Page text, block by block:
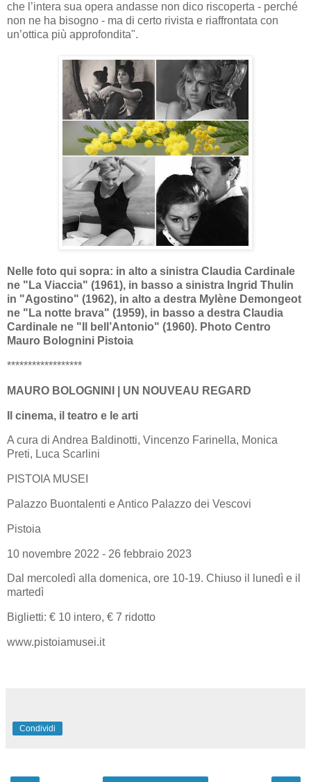
che l’intera sua opera andasse non dico riscoperta - perché
non ne ha bisogno - ma di certo rivista e riaffrontata con
un’ottica più approfondita".
Nelle foto qui sopra: in alto a sinistra Claudia Cardinale
ne "La Viaccia" (1961), in basso a sinistra Ingrid Thulin
in "Agostino" (1962), in alto a destra Mylène Demongeot
ne "La notte brava" (1959), in basso a destra Claudia
Cardinale ne "Il bell’Antonio" (1960). Photo Centro
Mauro Bolognini Pistoia
******************
MAURO BOLOGNINI | UN NOUVEAU REGARD
Il cinema, il teatro e le arti
A cura di Andrea Baldinotti, Vincenzo Farinella, Monica
Preti, Luca Scarlini
PISTOIA MUSEI
Palazzo Buontalenti e Antico Palazzo dei Vescovi
Pistoia
10 novembre 2022 - 26 febbraio 2023
Dal mercoledì alla domenica, ore 10-19. Chiuso il lunedì e il
martedì
Biglietti: € 10 intero, € 7 ridotto
www.pistoiamusei.it
Condividi